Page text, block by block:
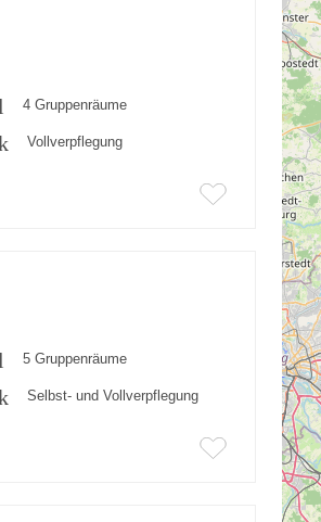
4 Gruppenräume
Vollverpflegung
5 Gruppenräume
Selbst- und Vollverpflegung